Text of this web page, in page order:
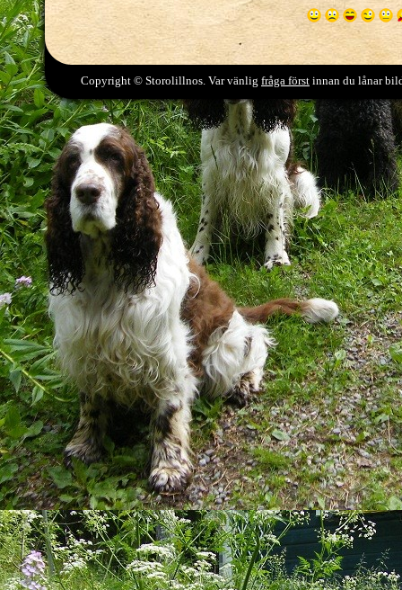
Copyright © Storolillnos. Var vänlig fråga först innan du lånar